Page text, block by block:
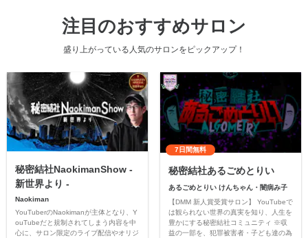
注目のおすすめサロン
盛り上がっている人気のサロンをピックアップ！
秘密結社NaokimanShow -
新世界より -
Naokiman
YouTuberのNaokimanが主体となり、Y
ouTubeだと規制されてしまう内容を中
心に、サロン限定のライブ配信やオリジ
7日間無料
秘密結社あるごめとりい
あるごめとりい けんちゃん・闇病み子
【DMM 新人賞受賞サロン】 YouTubeで
は観られない世界の真実を知り、人生を
豊かにする秘密結社コミュニティ ※収
益の一部を、犯罪被害者・子ども達の為